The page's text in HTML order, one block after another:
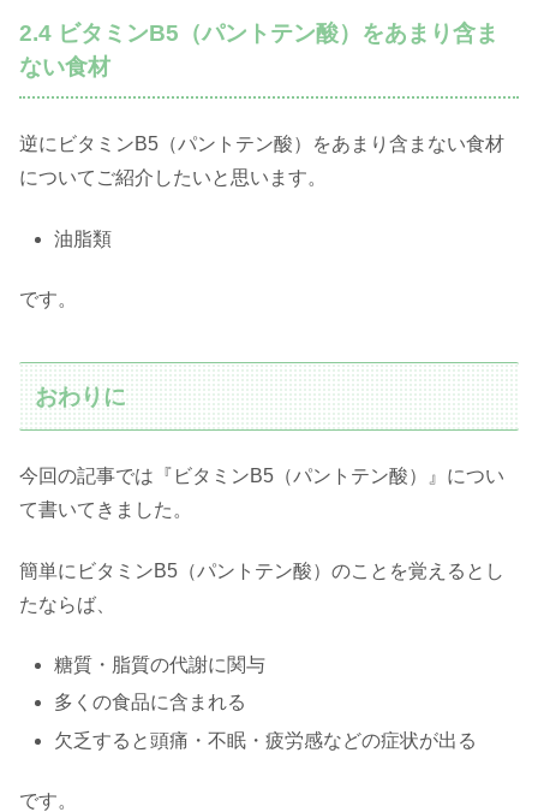
2.4 ビタミンB5（パントテン酸）をあまり含ま
ない食材
逆にビタミンB5（パントテン酸）をあまり含まない食材
についてご紹介したいと思います。
油脂類
です。
おわりに
今回の記事では『ビタミンB5（パントテン酸）』につい
て書いてきました。
簡単にビタミンB5（パントテン酸）のことを覚えるとし
たならば、
糖質・脂質の代謝に関与
多くの食品に含まれる
欠乏すると頭痛・不眠・疲労感などの症状が出る
です。